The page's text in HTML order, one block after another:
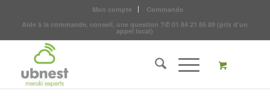
Mon compte
Commande
Aide à la commande, conseil, une question ?✆ 01 84 21 85 89 (prix d'un
appel local)